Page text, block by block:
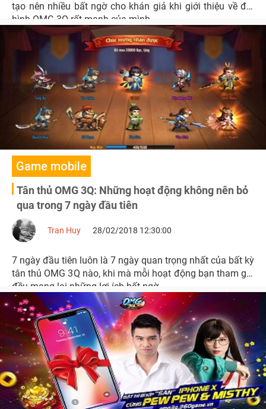
tạo nên nhiều bất ngờ cho khán giả khi giới thiệu về đội
hình OMG 3Q rất mạnh của mình.
Game mobile
Tân thủ OMG 3Q: Những hoạt động không nên bỏ
qua trong 7 ngày đầu tiên
Tran Huy 28/02/2018 12:30:00
7 ngày đầu tiên luôn là 7 ngày quan trọng nhất của bất kỳ
tân thủ OMG 3Q nào, khi mà mỗi hoạt động bạn tham gia
đều mang lại những lợi ích bất ngờ.